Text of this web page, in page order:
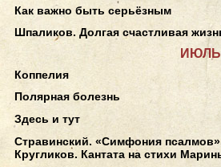
Как важно быть серьёзным
Шпаликов. Долгая счастливая
ИЮЛЬ
Коппелия
Полярная болезнь
Здесь и тут
Стравинский. «Симфония
Кругликов. Кантата на стихи